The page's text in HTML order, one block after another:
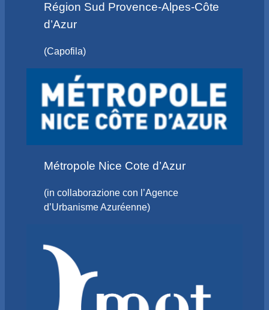
Région Sud Provence-Alpes-Côte
d’Azur
(Capofila)
Métropole Nice Cote d’Azur
(in collaborazione con l’Agence
d’Urbanisme Azuréenne)